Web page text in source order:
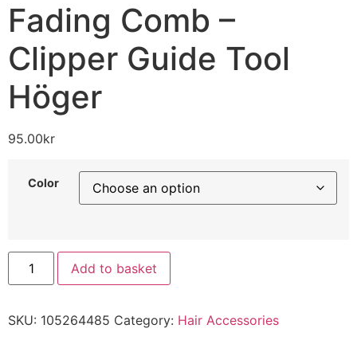
Fading Comb –
Clipper Guide Tool
Höger
95.00kr
Color
Add to basket
SKU: 105264485 Category: Hair Accessories